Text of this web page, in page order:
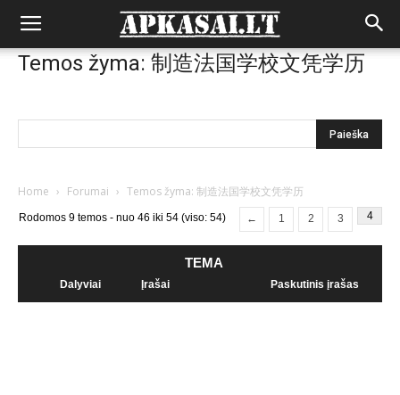
Temos žyma: 制造法国学校文凭学历
Home › Forumai › Temos žyma: 制造法国学校文凭学历
Rodomos 9 temos - nuo 46 iki 54 (viso: 54) ← 1 2 3 4
TEMA
Dalyviai Įrašai Paskutinis įrašas